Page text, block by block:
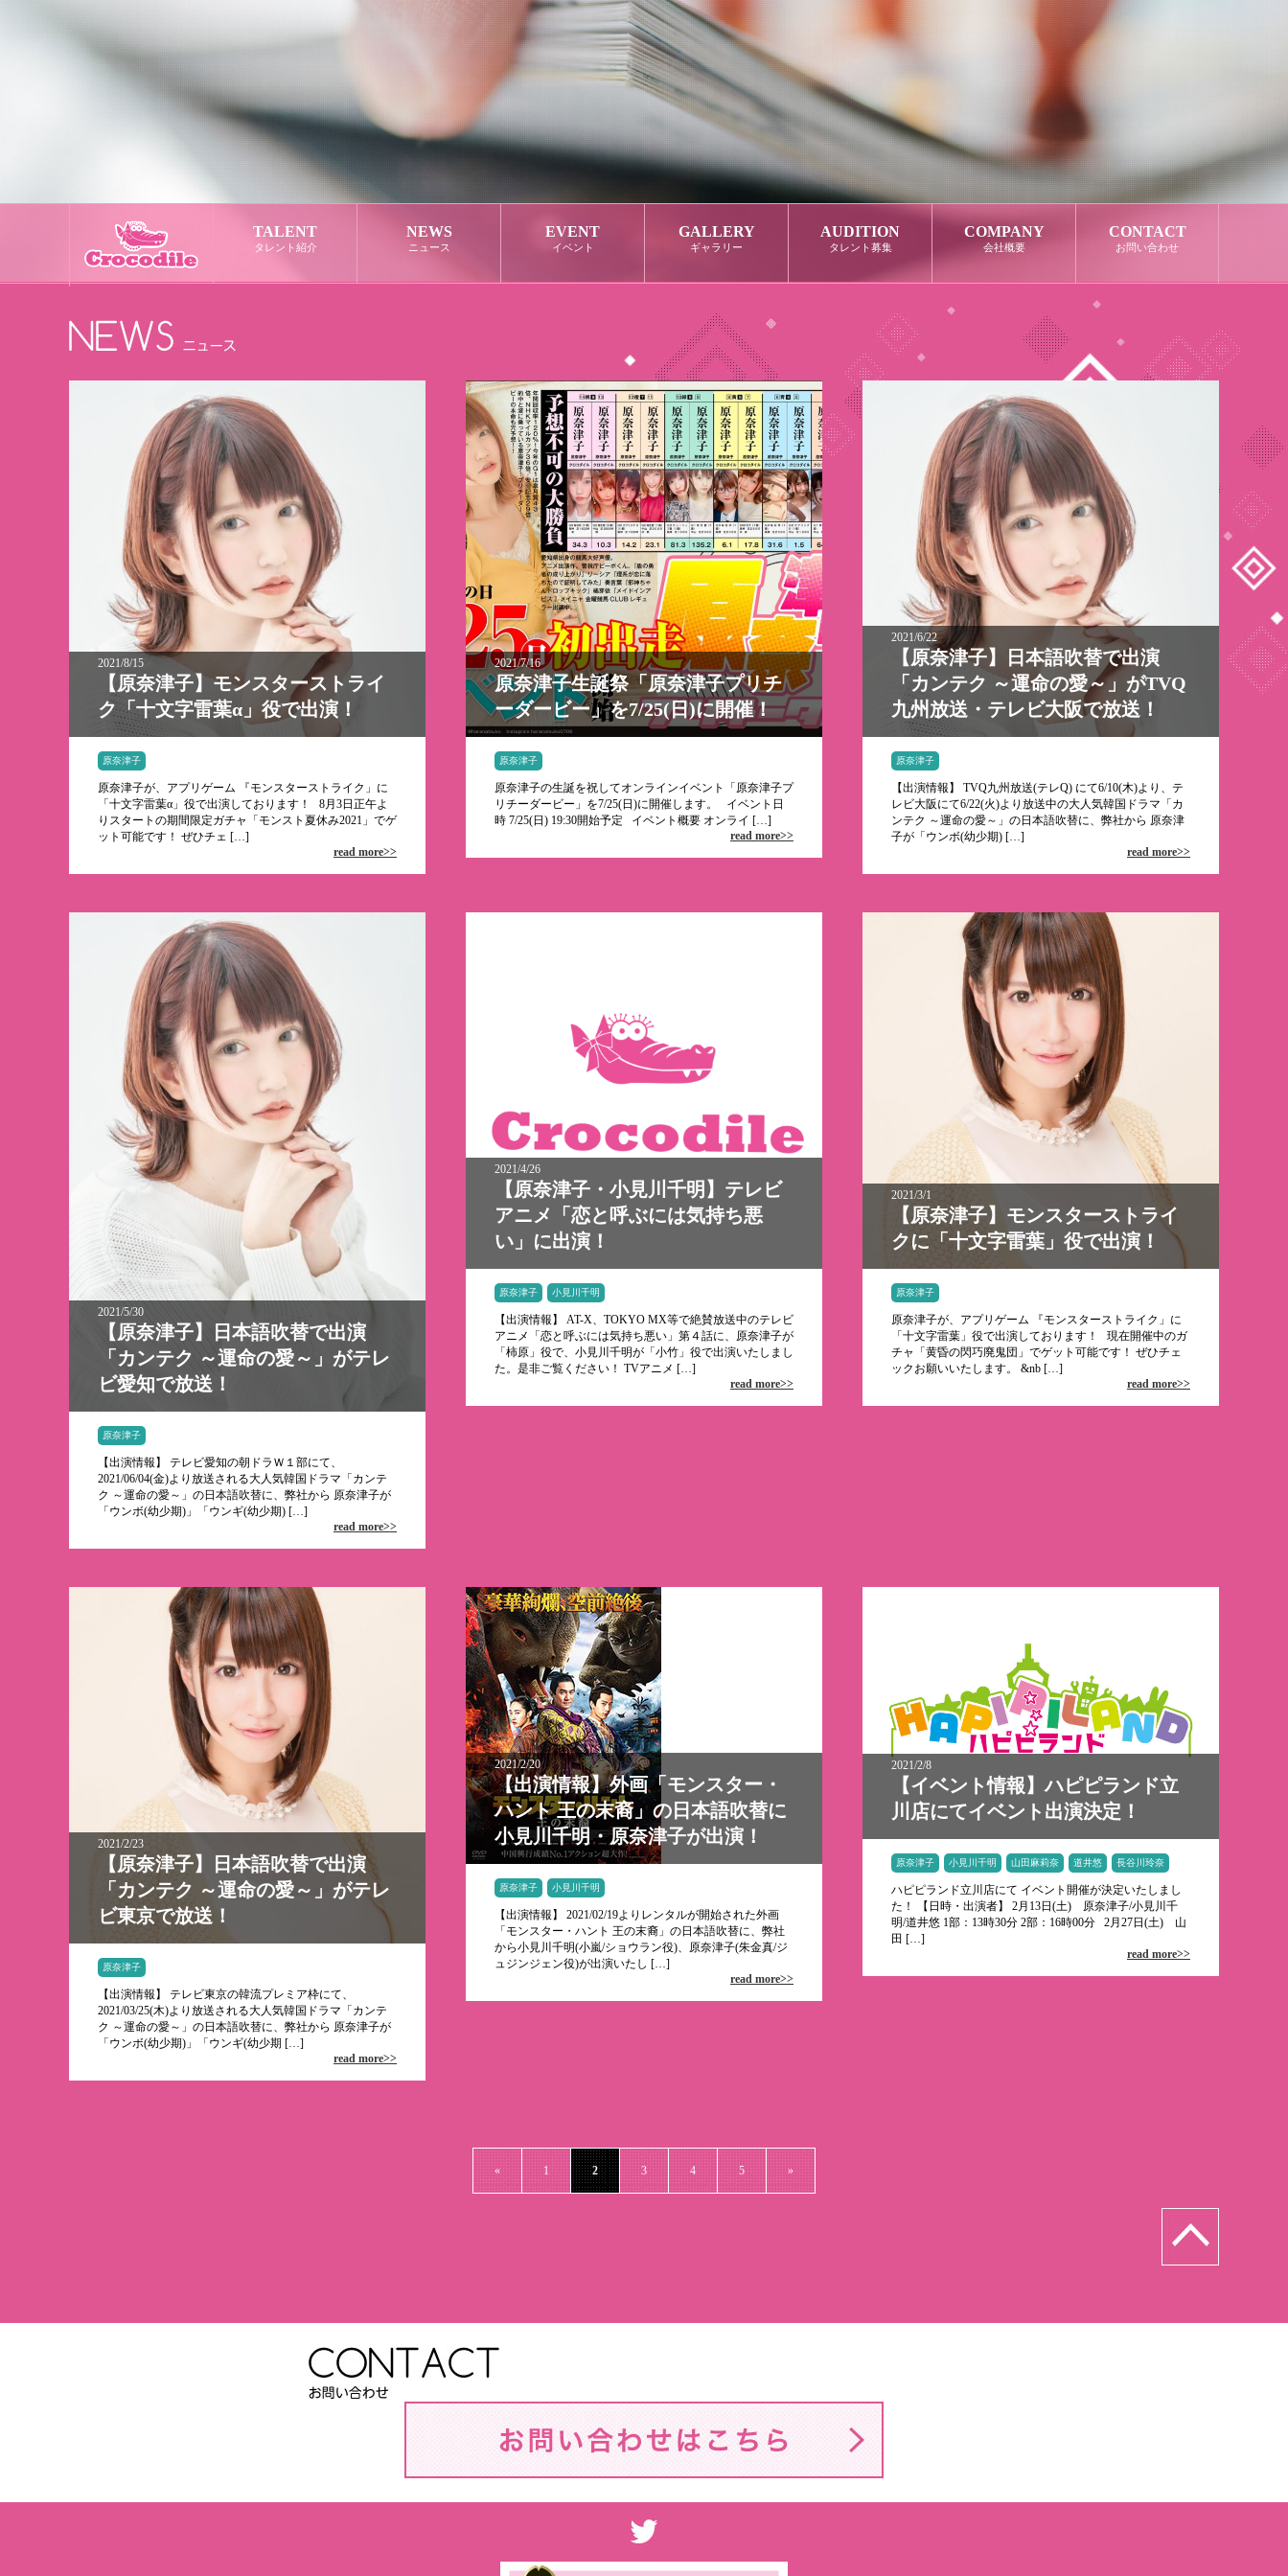
TALENT
タレント紹介
NEWS
ニュース
EVENT
イベント
GALLERY
ギャラリー
AUDITION
タレント募集
COMPANY
会社概要
CONTACT
お問い合わせ
2021/8/15
【原奈津子】モンスターストライ
ク「十文字雷葉α」役で出演！
原奈津子
原奈津子が、アプリゲーム 『モンスターストライク」に
「十文字雷葉α」役で出演しております！ 8月3日正午よ
りスタートの期間限定ガチャ「モンスト夏休み2021」でゲ
ット可能です！ ぜひチェ […]
read more>>
2021/7/16
原奈津子生誕祭「原奈津子プリチ
ーダービー」を7/25(日)に開催！
原奈津子
原奈津子の生誕を祝してオンラインイベント「原奈津子プ
リチーダービー」を7/25(日)に開催します。 イベント日
時 7/25(日) 19:30開始予定 イベント概要 オンライ […]
read more>>
2021/6/22
【原奈津子】日本語吹替で出演
「カンテク ～運命の愛～」がTVQ
九州放送・テレビ大阪で放送！
原奈津子
【出演情報】 TVQ九州放送(テレQ) にて6/10(木)より、テ
レビ大阪にて6/22(火)より放送中の大人気韓国ドラマ「カ
ンテク ～運命の愛～」の日本語吹替に、弊社から 原奈津
子が「ウンボ(幼少期) […]
read more>>
2021/5/30
【原奈津子】日本語吹替で出演
「カンテク ～運命の愛～」がテレ
ビ愛知で放送！
原奈津子
【出演情報】 テレビ愛知の朝ドラＷ１部にて、
2021/06/04(金)より放送される大人気韓国ドラマ「カンテ
ク ～運命の愛～」の日本語吹替に、弊社から 原奈津子が
「ウンボ(幼少期)」「ウンギ(幼少期) […]
read more>>
2021/4/26
【原奈津子・小見川千明】テレビ
アニメ「恋と呼ぶには気持ち悪
い」に出演！
原奈津子 小見川千明
【出演情報】 AT-X、TOKYO MX等で絶賛放送中のテレビ
アニメ「恋と呼ぶには気持ち悪い」第４話に、原奈津子が
「柿原」役で、小見川千明が「小竹」役で出演いたしまし
た。是非ご覧ください！ TVアニメ […]
read more>>
2021/3/1
【原奈津子】モンスターストライ
クに「十文字雷葉」役で出演！
原奈津子
原奈津子が、アプリゲーム 『モンスターストライク」に
「十文字雷葉」役で出演しております！ 現在開催中のガ
チャ「黄昏の閃巧廃鬼団」でゲット可能です！ ぜひチェ
ックお願いいたします。 &nb […]
read more>>
2021/2/23
【原奈津子】日本語吹替で出演
「カンテク ～運命の愛～」がテレ
ビ東京で放送！
原奈津子
【出演情報】 テレビ東京の韓流プレミア枠にて、
2021/03/25(木)より放送される大人気韓国ドラマ「カンテ
ク ～運命の愛～」の日本語吹替に、弊社から 原奈津子が
「ウンボ(幼少期)」「ウンギ(幼少期 […]
read more>>
2021/2/20
【出演情報】外画「モンスター・
ハント 王の末裔」の日本語吹替に
小見川千明・原奈津子が出演！
原奈津子 小見川千明
【出演情報】 2021/02/19よりレンタルが開始された外画
「モンスター・ハント 王の末裔」の日本語吹替に、弊社
から小見川千明(小嵐/ショウラン役)、原奈津子(朱金真/ジ
ュジンジェン役)が出演いたし […]
read more>>
2021/2/8
【イベント情報】ハピピランド立
川店にてイベント出演決定！
原奈津子 小見川千明 山田麻莉奈 道井悠 長谷川玲奈
ハピピランド立川店にて イベント開催が決定いたしまし
た！ 【日時・出演者】 2月13日(土) 原奈津子/小見川千
明/道井悠 1部：13時30分 2部：16時00分 2月27日(土) 山
田 […]
read more>>
« 1 2 3 4 5 »